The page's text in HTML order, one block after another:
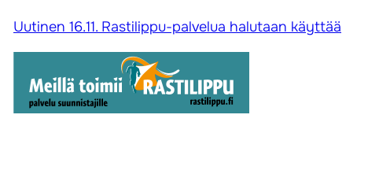
Uutinen 16.11. Rastilippu-palvelua halutaan käyttää